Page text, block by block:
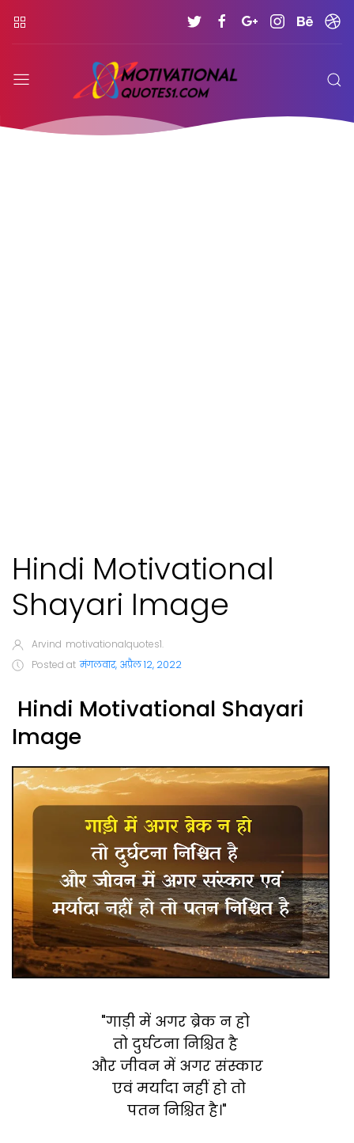
Hindi Motivational
Shayari Image
Arvind motivationalquotes1.
Posted at मंगलवार, अप्रैल 12, 2022
Hindi Motivational Shayari
Image
"गाड़ी में अगर ब्रेक न हो
तो दुर्घटना निश्चित है
और जीवन में अगर संस्कार
एवं मर्यादा नहीं हो तो
पतन निश्चित है।"